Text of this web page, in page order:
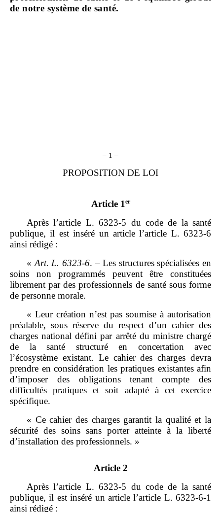
de notre système de santé.
– 1 –
PROPOSITION DE LOI
Article 1er
Après l’article L. 6323‑5 du code de la santé
publique, il est inséré un article l’article L. 6323‑6
ainsi rédigé :
«Art. L. 6323‑6. – Les structures spécialisées en
soins non programmés peuvent être constituées
librement par des professionnels de santé sous forme
de personne morale.
« Leur création n’est pas soumise à autorisation
préalable, sous réserve du respect d’un cahier des
charges national défini par arrêté du ministre chargé
de la santé structuré en concertation avec
l’écosystème existant. Le cahier des charges devra
prendre en considération les pratiques existantes afin
d’imposer des obligations tenant compte des
difficultés pratiques et soit adapté à cet exercice
spécifique.
« Ce cahier des charges garantit la qualité et la
sécurité des soins sans porter atteinte à la liberté
d’installation des professionnels. »
Article 2
Après l’article L. 6323‑5 du code de la santé
publique, il est inséré un article l’article L. 6323‑6‑1
ainsi rédigé :